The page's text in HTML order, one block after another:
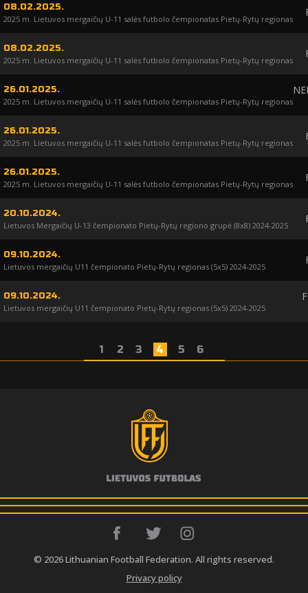
08.02.2025.
2025 m. Lietuvos mergaičių U-11 salės futbolo čempionatas Pietų-Rytų regionas
08.02.2025.
2025 m. Lietuvos mergaičių U-11 salės futbolo čempionatas Pietų-Rytų regionas
26.01.2025.
2025 m. Lietuvos mergaičių U-11 salės futbolo čempionatas Pietų-Rytų regionas
26.01.2025.
2025 m. Lietuvos mergaičių U-11 salės futbolo čempionatas Pietų-Rytų regionas
26.01.2025.
2025 m. Lietuvos mergaičių U-11 salės futbolo čempionatas Pietų-Rytų regionas
20.10.2024.
Lietuvos Mergaičių U-13 čempionato Pietų-Rytų regiono grupė (8x8) 2024-2025
09.10.2024.
Lietuvos mergaičių U11 čempionato Pietų-Rytų regionas (5x5) 2024-2025
09.10.2024.
Lietuvos mergaičių U11 čempionato Pietų-Rytų regionas (5x5) 2024-2025
1 2 3 4 5 6
© 2026 Lithuanian Football Federation. All rights reserved.
Privacy policy